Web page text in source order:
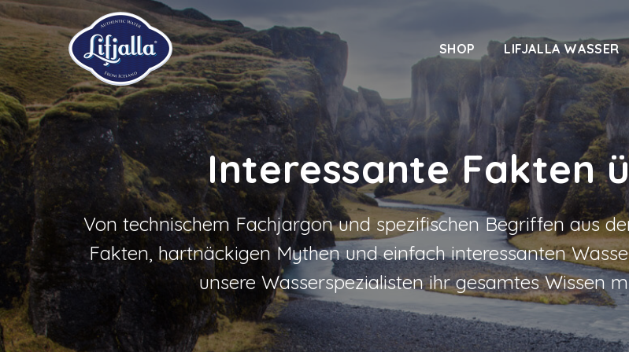
SHOP LIFJALLA WASSER
Interessante Fakten
Von technischem Fachjargon und spezifischen Begriffen aus
Fakten, hartnäckigen Mythen und einfach interessanten
unsere Wasserspezialisten ihr gesamtes Wissen